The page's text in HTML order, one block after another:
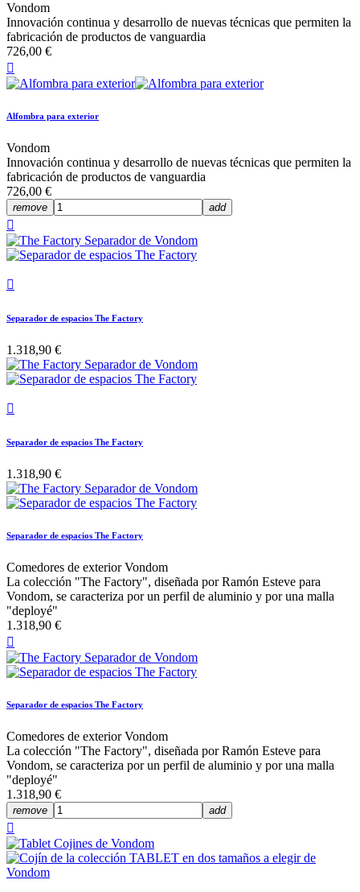
Vondom
Innovación continua y desarrollo de nuevas técnicas que permiten la
fabricación de productos de vanguardia
726,00 €

Alfombra para exterior
Vondom
Innovación continua y desarrollo de nuevas técnicas que permiten la
fabricación de productos de vanguardia
726,00 €
remove add


Separador de espacios The Factory
1.318,90 €

Separador de espacios The Factory
1.318,90 €
Separador de espacios The Factory
Comedores de exterior Vondom
La colección "The Factory", diseñada por Ramón Esteve para
Vondom, se caracteriza por un perfil de aluminio y por una malla
"deployé"
1.318,90 €

Separador de espacios The Factory
Comedores de exterior Vondom
La colección "The Factory", diseñada por Ramón Esteve para
Vondom, se caracteriza por un perfil de aluminio y por una malla
"deployé"
1.318,90 €
remove add
